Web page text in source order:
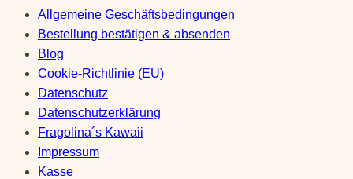
Allgemeine Geschäftsbedingungen
Bestellung bestätigen & absenden
Blog
Cookie-Richtlinie (EU)
Datenschutz
Datenschutzerklärung
Fragolina´s Kawaii
Impressum
Kasse